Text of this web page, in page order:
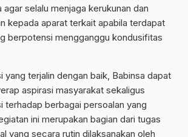
selalu menjaga kerukunan dan
kepada aparat terkait apabila terdapat
berpotensi mengganggu kondusifitas
yang terjalin dengan baik, Babinsa dapat
aspirasi masyarakat sekaligus
terhadap berbagai persoalan yang
ini merupakan bagian dari tugas
yang secara rutin dilaksanakan oleh